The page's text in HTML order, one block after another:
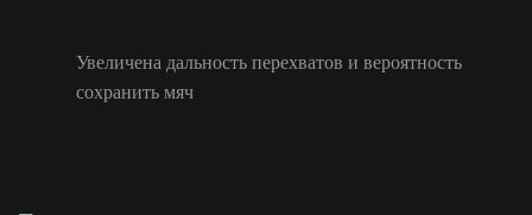
Увеличена дальность перехватов и вероятность
сохранить мяч